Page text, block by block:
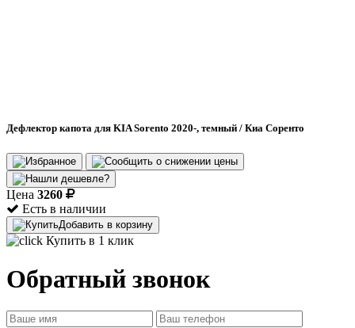
Дефлектор капота для KIA Sorento 2020-, темный / Киа Соренто
Цена 3260
Есть в наличии
Добавить в корзину
Купить в 1 клик
Обратный звонок